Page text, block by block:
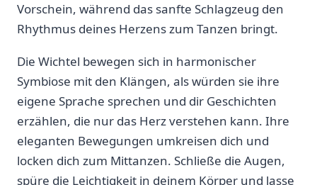
Vorschein, während das sanfte ‌Schlagzeug den
Rhythmus deines Herzens zum​ Tanzen bringt.
Die Wichtel bewegen sich in ⁤harmonischer
Symbiose mit den Klängen, als würden sie‍ ihre
eigene Sprache sprechen und dir Geschichten
erzählen, die nur das Herz ​verstehen kann. Ihre
eleganten Bewegungen umkreisen dich und
locken dich zum Mittanzen. Schließe die Augen,
spüre die Leichtigkeit in deinem Körper und lasse